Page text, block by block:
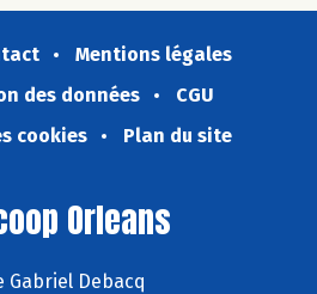
Mentions légales
des données
CGU
cookies
Plan du site
Orleans
Gabriel Debacq